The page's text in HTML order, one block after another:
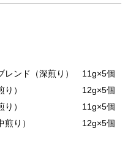
レンド（深煎り） 11g×5個
（中煎り） 12g×5個
（深煎り） 11g×5個
（中煎り） 12g×5個